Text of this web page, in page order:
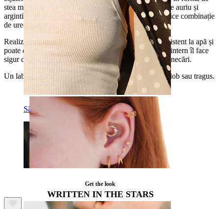
Sân
stea mărginește o piatră centrală. Disponibilă în finisaje auriu și
argintiu, este un detaliu care iese în evidență pentru orice combinație
de ureche.
Realizat din titan ASTM F136, este hipoalergenic, rezistent la apă și
poate dura o viață cu îngrijirea corespunzătoare. Firul intern îl face
sigur de purtat, fără iritații în timpul inserării și nici alunecări.
Un labret se potrivește perfect în piercinguri de helix, lob sau tragus.
Get the look
WRITTEN IN THE STARS